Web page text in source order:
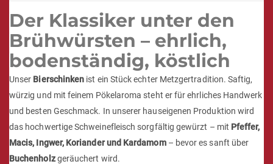
Der Klassiker unter den
Brühwürsten – ehrlich,
bodenständig, köstlich
Unser Bierschinken ist ein Stück echter Metzgertradition. Saftig,
würzig und mit feinem Pökelaroma steht er für ehrliches Handwerk
und besten Geschmack. In unserer hauseigenen Produktion wird
das hochwertige Schweinefleisch sorgfältig gewürzt – mit Pfeffer,
Macis, Ingwer, Koriander und Kardamom– bevor es sanft über
Buchenholzgeräuchert wird.